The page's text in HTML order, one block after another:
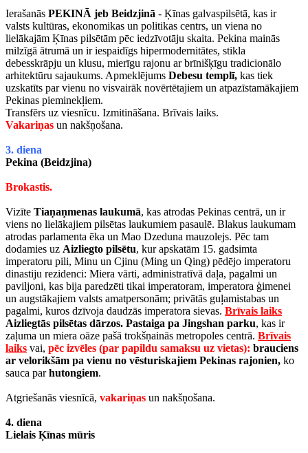
Ierašanās PEKINĀ jeb Beidzjinā - Ķīnas galvaspilsētā, kas ir
valsts kultūras, ekonomikas un politikas centrs, un viena no
lielākajām Ķīnas pilsētām pēc iedzīvotāju skaita. Pekina mainās
milzīgā ātrumā un ir iespaidīgs hipermodernitātes, stikla
debesskrāpju un klusu, mierīgu rajonu ar brīnišķīgu tradicionālo
arhitektūru sajaukums. Apmeklējums Debesu templī, kas tiek
uzskatīts par vienu no visvairāk novērtētajiem un atpazīstamākajiem
Pekinas pieminekļiem.
Transfērs uz viesnīcu. Izmitināšana. Brīvais laiks.
Vakariņas un nakšņošana.
3. diena
Pekina (Beidzjina)
Brokastis.
Vizīte Tiaņaņmenas laukumā, kas atrodas Pekinas centrā, un ir
viens no lielākajiem pilsētas laukumiem pasaulē. Blakus laukumam
atrodas parlamenta ēka un Mao Dzeduna mauzolejs. Pēc tam
dodamies uz Aizliegto pilsētu, kur apskatām 15. gadsimta
imperatoru pili, Minu un Cjinu (Ming un Qing) pēdējo imperatoru
dinastiju rezidenci: Miera vārti, administratīvā daļa, pagalmi un
paviljoni, kas bija paredzēti tikai imperatoram, imperatora ģimenei
un augstākajiem valsts amatpersonām; privātās guļamistabas un
pagalmi, kuros dzīvoja daudzās imperatora sievas. Brīvais laiks
Aizliegtās pilsētas dārzos. Pastaiga pa Jingshan parku, kas ir
zaļuma un miera oāze pašā trokšņainās metropoles centrā. Brīvais
laiks vai, pēc izvēles (par papildu samaksu uz vietas): brauciens
ar velorikšām pa vienu no vēsturiskajiem Pekinas rajonien, ko
sauca parhutongiem.
Atgriešanās viesnīcā, vakariņas un nakšņošana.
4. diena
Lielais Ķīnas mūris